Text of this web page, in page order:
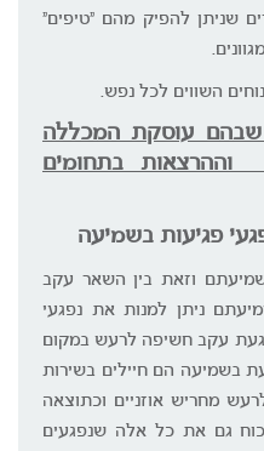
שניתן להפיק מהם "טיפים"
השווים לכל נפש.
שבהם עוסקת המכללה
וההרצאות בתחומים
פגיעות בשמיעה
וזאת בין השאר עקב
ניתן למנות את נפגעי
עקב חשיפה לרעש במקום
בשמיעה הם חיילים בשירות
מחריש אוזניים וכתוצאה
גם את כל אלה שנפגעים